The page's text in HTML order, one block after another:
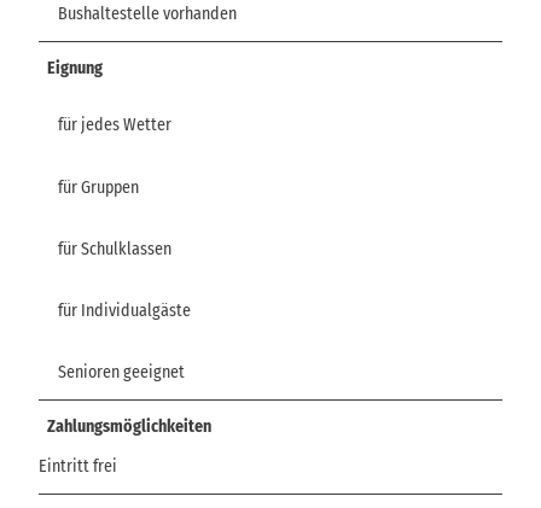
Bushaltestelle vorhanden
Eignung
für jedes Wetter
für Gruppen
für Schulklassen
für Individualgäste
Senioren geeignet
Zahlungsmöglichkeiten
Eintritt frei